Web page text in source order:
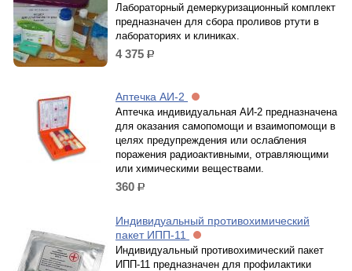
Лабораторный демеркуризационный комплект
предназначен для сбора проливов ртути в
лабораториях и клиниках.
4 375 р.
Аптечка АИ-2
Аптечка индивидуальная АИ-2 предназначена
для оказания самопомощи и взаимопомощи в
целях предупреждения или ослабления
поражения радиоактивными, отравляющими
или химическими веществами.
360 р.
Индивидуальный противохимический
пакет ИПП-11
Индивидуальный противохимический пакет
ИПП-11 предназначен для профилактики